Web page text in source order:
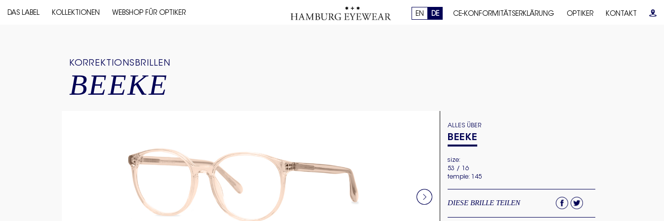
DAS LABEL KOLLEKTIONEN WEBSHOP FÜR OPTIKER EN DE CE-KONFORMITÄTSERKLÄRUNG OPTIKER KONTAKT
KORREKTIONSBRILLEN
BEEKE
ALLES ÜBER
BEEKE
size:
53 / 16
temple: 145
DIESE BRILLE TEILEN